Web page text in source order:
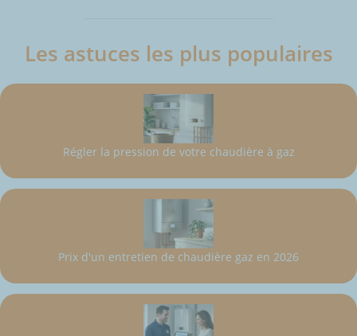
Les astuces les plus populaires
Régler la pression de votre chaudière à gaz
Prix d'un entretien de chaudière gaz en 2026